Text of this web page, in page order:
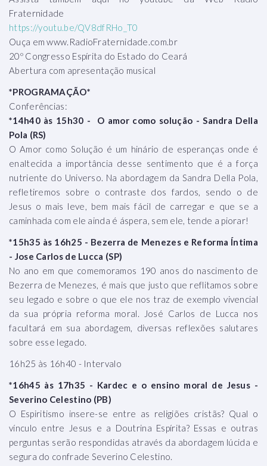
Fraternidade
https://youtu.be/QV8dfRHo_T0
Ouça em www.RadioFraternidade.com.br
20º Congresso Espírita do Estado do Ceará
Abertura com apresentação musical
*PROGRAMAÇÃO*
Conferências:
*14h40 às 15h30 - O amor como solução - Sandra Della
Pola (RS)
O Amor como Solução é um hinário de esperanças onde é
enaltecida a importância desse sentimento que é a força
nutriente do Universo. Na abordagem da Sandra Della Pola,
refletiremos sobre o contraste dos fardos, sendo o de
Jesus o mais leve, bem mais fácil de carregar e que se a
caminhada com ele ainda é áspera, sem ele, tende a piorar!
*15h35 às 16h25 - Bezerra de Menezes e Reforma Íntima
- Jose Carlos de Lucca (SP)
No ano em que comemoramos 190 anos do nascimento de
Bezerra de Menezes, é mais que justo que reflitamos sobre
seu legado e sobre o que ele nos traz de exemplo vivencial
da sua própria reforma moral. José Carlos de Lucca nos
facultará em sua abordagem, diversas reflexões salutares
sobre esse legado.
16h25 às 16h40 - Intervalo
*16h45 às 17h35 - Kardec e o ensino moral de Jesus -
Severino Celestino (PB)
O Espiritismo insere-se entre as religiões cristãs? Qual o
vínculo entre Jesus e a Doutrina Espírita? Essas e outras
perguntas serão respondidas através da abordagem lúcida e
segura do confrade Severino Celestino.